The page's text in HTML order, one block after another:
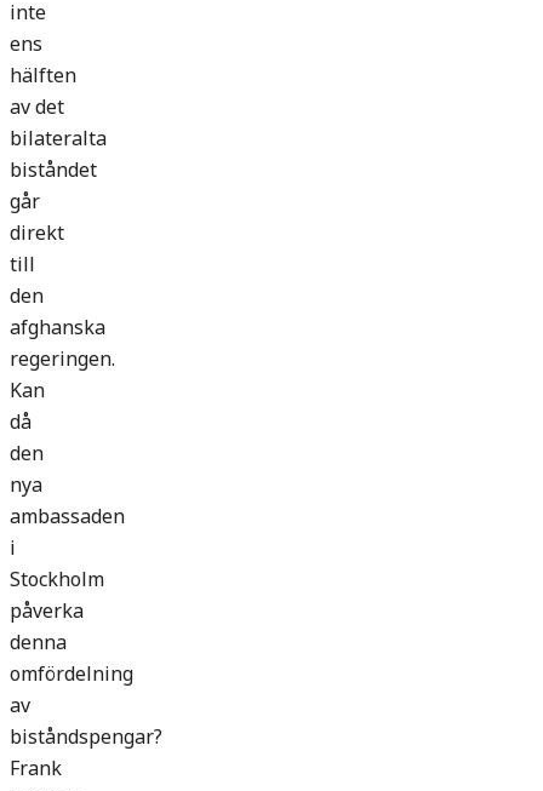
inte
ens
hälften
av det
bilateralta
biståndet
går
direkt
till
den
afghanska
regeringen.
Kan
då
den
nya
ambassaden
i
Stockholm
påverka
denna
omfördelning
av
biståndspengar?
Frank